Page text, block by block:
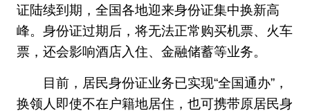
证陆续到期，全国各地迎来身份证集中换新高
峰。身份证过期后，将无法正常购买机票、火车
票，还会影响酒店入住、金融储蓄等业务。
目前，居民身份证业务已实现“全国通办”，
换领人即使不在户籍地居住，也可携带原居民身